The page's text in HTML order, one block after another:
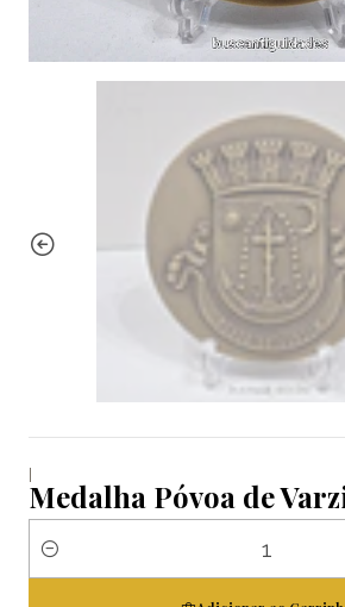
|
Medalha Póvoa de
Quantidade